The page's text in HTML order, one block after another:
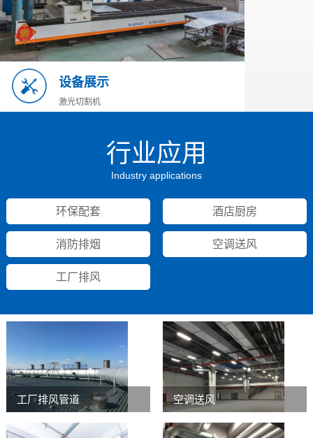
设备展示
激光切割机
行业应用
Industry applications
环保配套 酒店厨房
消防排烟 空调送风
工厂排风
工厂排风管道 空调送风